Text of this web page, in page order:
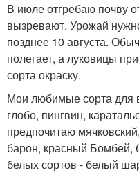
В июле отгребаю почву
вызревают. Урожай
позднее 10 августа.
полегает, а луковицы
сорта окраску.
Мои любимые сорта для
глобо, пингвин,
предпочитаю
барон, красный Бомбей,
белых сортов - белый